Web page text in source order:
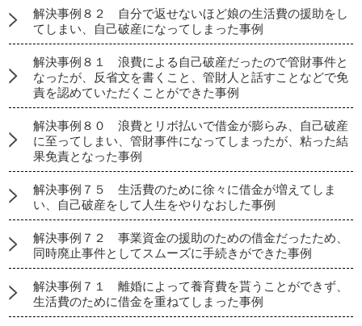
解決事例８２ 自分で返せないほど娘の生活費の援助をし
てしまい、自己破産になってしまった事例
解決事例８１ 浪費による自己破産だったので管財事件と
なったが、反省文を書くこと、管財人と話すことなどで免
責を認めていただくことができた事例
解決事例８０ 浪費とリボ払いで借金が膨らみ、自己破産
に至ってしまい、管財事件になってしまったが、粘った結
果免責となった事例
解決事例７５ 生活費のために徐々に借金が増えてしま
い、自己破産をして人生をやりなおした事例
解決事例７２ 事業資金の援助のための借金だったため、
同時廃止事件としてスムーズに手続きができた事例
解決事例７１ 離婚によって養育費を貰うことができず、
生活費のために借金を重ねてしまった事例